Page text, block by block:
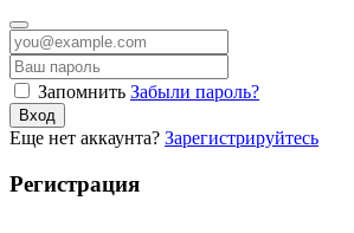
Запомнить Забыли пароль?
Вход
Еще нет аккаунта? Зарегистрируйтесь
Регистрация